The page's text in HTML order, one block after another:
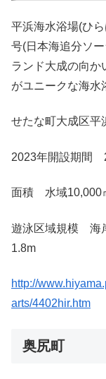
平浜海水浴場(ひ
号(日本海追分ソ
ランド大成の向か
がユニークな海水
せたな町大成区
2023年開設期間
面積 水域10,000
遊泳区域規模 海
1.8m
http://
arts/4402hir.htm
奥尻町